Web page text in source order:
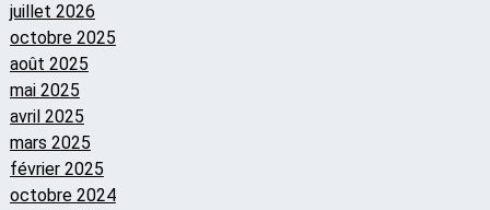
juillet 2026
octobre 2025
août 2025
mai 2025
avril 2025
mars 2025
février 2025
octobre 2024